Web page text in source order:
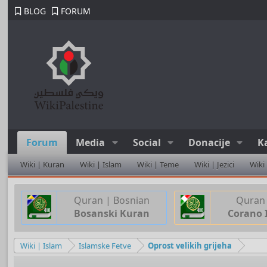
BLOG FORUM
Forum Media Social Donacije
Wiki | Kuran Wiki | Islam Wiki | Teme Wiki | Jezici Wiki
Quran | Bosnian
Bosanski Kuran
Corano
Wiki | Islam Islamske Fetve Oprost velikih grijeha